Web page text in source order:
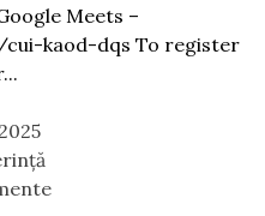
Meets –
kaod-dqs To register